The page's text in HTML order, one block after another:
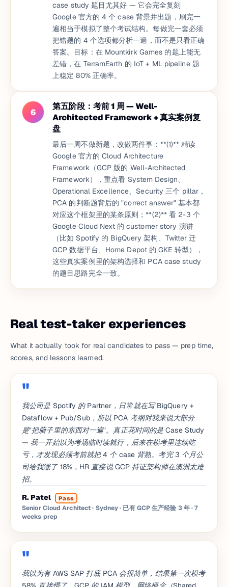
case study 题目尤其好 — 它会完全复刻
Google 官方的 4 个 case 背景并出题，刷完一
遍相当于模拟了整个考试结构。每做完一套必须
把错题的 4 个选项都分析一遍，而不是只看正确
答案。目标：在 Mountkirk Games 的题上能无
差错，在 TerramEarth 的 IoT + ML pipeline 题
上稳定 80% 正确率。
6
第五阶段：考前 1 周 — Well-
Architected Framework + 真实案例复
盘
最后一周不做新题，改做两件事：**(1)** 精读
Google 官方的 Cloud Architecture
Framework（GCP 版的 Well-Architected
Framework），重点看 System Design、
Operational Excellence、Security 三个 pillar，
PCA 的判断题背后的 "correct answer" 基本都
对应这个框架里的某条原则；**(2)** 看 2-3 个
Google Cloud Next 的 customer story 演讲
（比如 Spotify 的 BigQuery 架构、Twitter 迁
GCP 数据平台、Home Depot 的 GKE 转型），
这些真实案例里的架构选择和 PCA case study
的题目思路完全一致。
Real test-taker experiences
What it actually took for real candidates to pass — prep time,
scores, and lessons learned.
我公司是 Spotify 的 Partner，日常就在写 BigQuery +
Dataflow + Pub/Sub，所以 PCA 考纲对我来说大部分
是"把脑子里的东西对一遍"。真正花时间的是 Case Study
— 我一开始以为考场临时读就行，后来在模考里连续吃
亏，才发现必须考前就把 4 个 case 背熟。考完 3 个月公
司给我涨了 18%，HR 直接说 GCP 持证架构师在澳洲太难
招。
R. Patel
Pass
Senior Cloud Architect · Sydney · 已有 GCP 生产经验 3 年· 7
weeks prep
我以为有 AWS SAP 打底 PCA 会很简单，结果第一次模考